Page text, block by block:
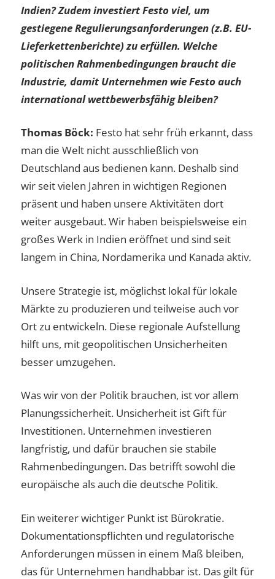
Indien? Zudem investiert Festo viel, um
gestiegene Regulierungsanforderungen (z.B. EU-
Lieferkettenberichte) zu erfüllen. Welche
politischen Rahmenbedingungen braucht die
Industrie, damit Unternehmen wie Festo auch
international wettbewerbsfähig bleiben?
Thomas Böck: Festo hat sehr früh erkannt, dass
man die Welt nicht ausschließlich von
Deutschland aus bedienen kann. Deshalb sind
wir seit vielen Jahren in wichtigen Regionen
präsent und haben unsere Aktivitäten dort
weiter ausgebaut. Wir haben beispielsweise ein
großes Werk in Indien eröffnet und sind seit
langem in China, Nordamerika und Kanada aktiv.
Unsere Strategie ist, möglichst lokal für lokale
Märkte zu produzieren und teilweise auch vor
Ort zu entwickeln. Diese regionale Aufstellung
hilft uns, mit geopolitischen Unsicherheiten
besser umzugehen.
Was wir von der Politik brauchen, ist vor allem
Planungssicherheit. Unsicherheit ist Gift für
Investitionen. Unternehmen investieren
langfristig, und dafür brauchen sie stabile
Rahmenbedingungen. Das betrifft sowohl die
europäische als auch die deutsche Politik.
Ein weiterer wichtiger Punkt ist Bürokratie.
Dokumentationspflichten und regulatorische
Anforderungen müssen in einem Maß bleiben,
das für Unternehmen handhabbar ist. Das gilt für